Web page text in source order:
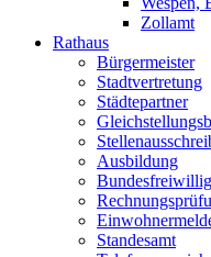
Zollamt
Rathaus
Bürgermeister
Stadtvertretung
Städtepartner
Ausbildung
Standesamt